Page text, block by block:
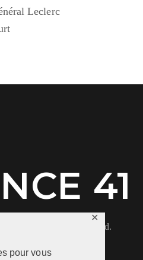
pour vous
✕
Leclerc
41
Theme. All rights reserved.